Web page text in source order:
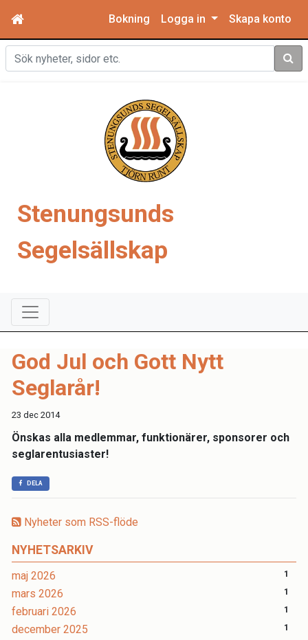
Bokning Logga in Skapa konto
Sök
Stenungsunds
Segelsällskap
Nyheter som RSS-flöde
NYHETSARKIV
maj 2026 1
mars 2026 1
februari 2026 1
december 2025 1
God Jul och Gott Nytt
Seglarår!
23 dec 2014
Önskas alla medlemmar, funktionärer, sponsorer och
seglarentusiaster!
DELA